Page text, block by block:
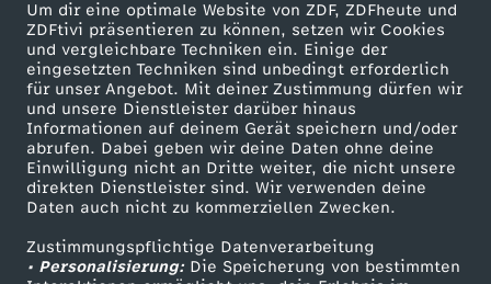
Um dir eine optimale Website von ZDF, ZDFheute und
ZDFtivi präsentieren zu können, setzen wir Cookies
und vergleichbare Techniken ein. Einige der
eingesetzten Techniken sind unbedingt erforderlich
für unser Angebot. Mit deiner Zustimmung dürfen wir
und unsere Dienstleister darüber hinaus
Informationen auf deinem Gerät speichern und/oder
abrufen. Dabei geben wir deine Daten ohne deine
Einwilligung nicht an Dritte weiter, die nicht unsere
direkten Dienstleister sind. Wir verwenden deine
Daten auch nicht zu kommerziellen Zwecken.
Zustimmungspflichtige Datenverarbeitung
• Personalisierung:Die Speicherung von bestimmten
z
e
m
p
f
Mehr ZDF
ZDF-Apps
Smart TV
ZDFtext
Livestreams
Service
ZDFmitreden
Kontakt zum ZDF
Tickets
Zuschauerservice